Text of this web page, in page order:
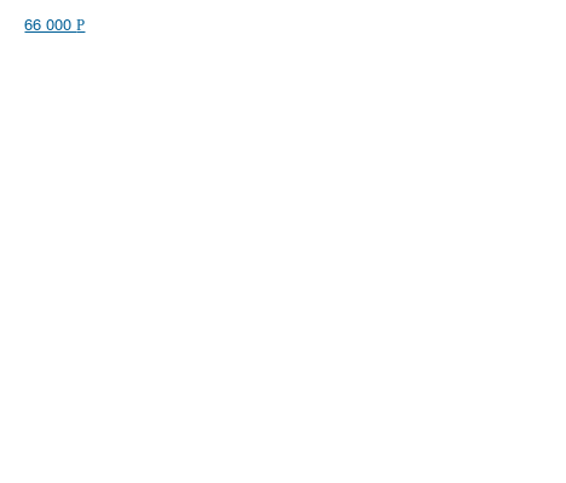
66 000Р